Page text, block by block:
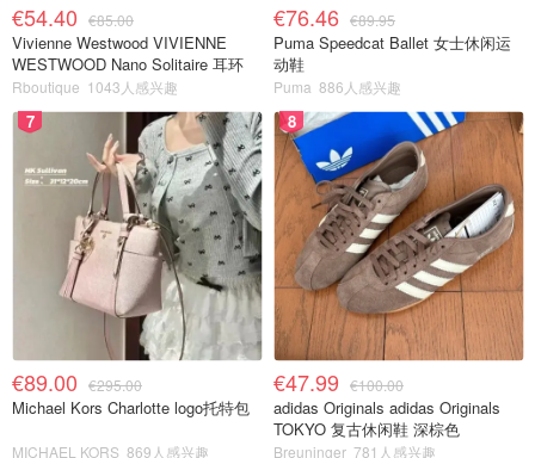
€54.40 €85.00
Vivienne Westwood VIVIENNE
WESTWOOD Nano Solitaire 耳环
Rboutique 1043人感兴趣
€76.46 €89.95
Puma Speedcat Ballet 女士休闲运
动鞋
Puma 886人感兴趣
7
€89.00 €295.00
Michael Kors Charlotte logo托特包
MICHAEL KORS 869人感兴趣
8
€47.99 €100.00
adidas Originals adidas Originals
TOKYO 复古休闲鞋 深棕色
Breuninger 781人感兴趣